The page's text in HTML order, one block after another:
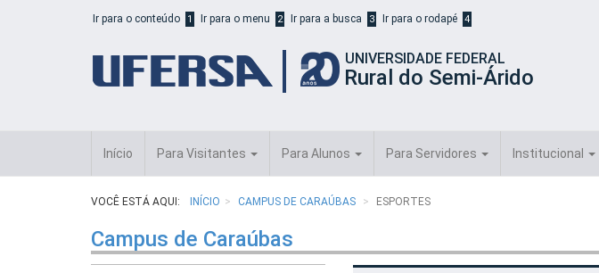
Ir para o conteúdo 1 Ir para o menu 2 Ir para a busca 3 Ir para o rodapé 4
UNIVERSIDADE FEDERAL
Rural do Semi-Árido
Início Para Visitantes Para Alunos Para Servidores Institucional
VOCÊ ESTÁ AQUI: INÍCIO CAMPUS DE CARAÚBAS ESPORTES
Campus de Caraúbas